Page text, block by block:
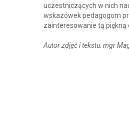
uczestniczących w nich
wskazówek pedagogom
zainteresowanie tą piękną
Autor zdjęć i tekstu: mgr